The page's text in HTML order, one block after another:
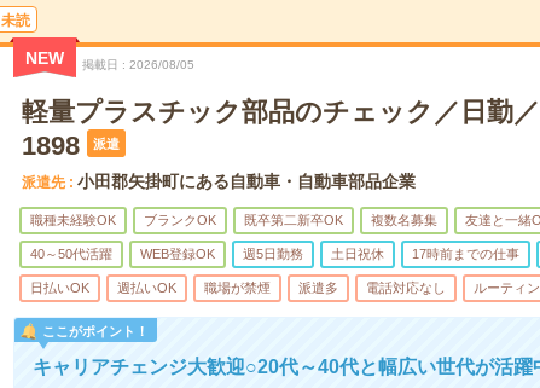
未読
NEW 掲載日 2026/08/05
軽量プラスチック部品のチェック／日勤
1898
派遣
派遣先 小田郡矢掛町にある自動車・自動車部品企業
職種未経験OK ブランクOK 既卒第二新卒OK 複数名募集 友達と一緒
40～50代活躍 WEB登録OK 週5日勤務 土日祝休 17時前までの仕事
日払いOK 週払いOK 職場が禁煙 派遣多 電話対応なし ルーティン
ここがポイント！
キャリアチェンジ大歓迎○20代～40代と幅広い世代が活